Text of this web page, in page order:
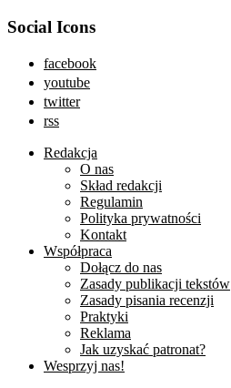
Social Icons
facebook
youtube
twitter
rss
Redakcja
O nas
Skład redakcji
Regulamin
Polityka prywatności
Kontakt
Współpraca
Dołącz do nas
Zasady publikacji tekstów
Zasady pisania recenzji
Praktyki
Reklama
Jak uzyskać patronat?
Wesprzyj nas!